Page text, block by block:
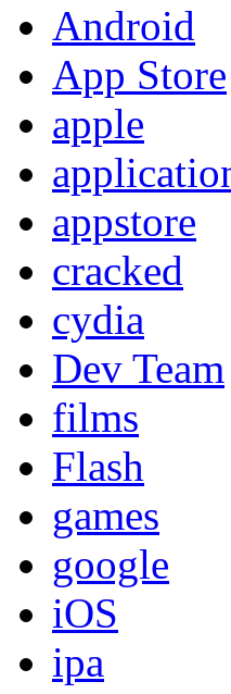
Android
App Store
apple
appstore
cracked
cydia
Dev Team
films
Flash
games
google
iOS
ipa